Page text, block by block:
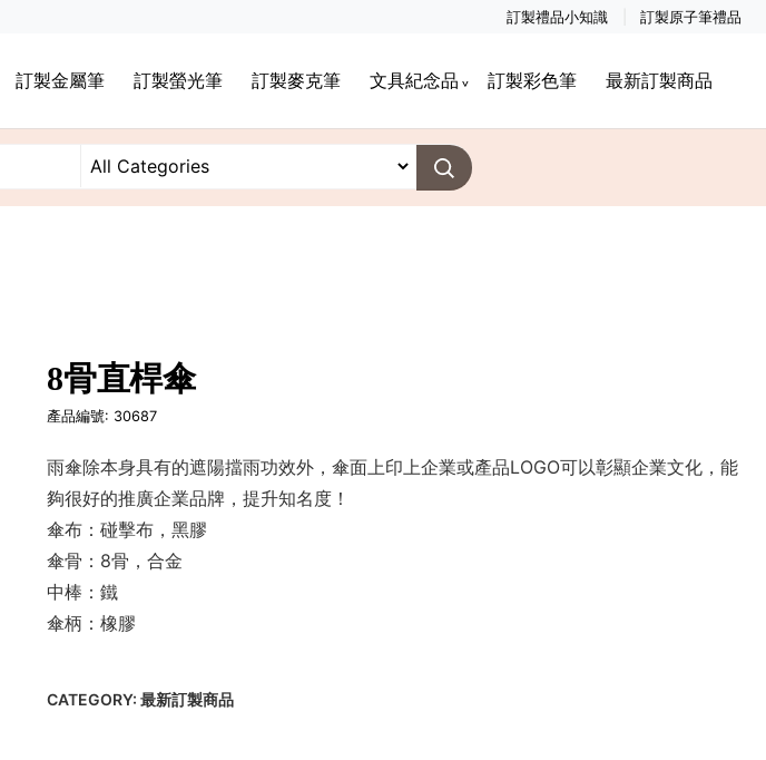
訂製禮品小知識 訂製原子筆禮品
訂製金屬筆 訂製螢光筆 訂製麥克筆 文具紀念品 訂製彩色筆 最新訂製商品
8骨直桿傘
產品編號: 30687
雨傘除本身具有的遮陽擋雨功效外，傘面上印上企業或產品LOGO可以彰顯企業文化，能
夠很好的推廣企業品牌，提升知名度！
傘布：碰擊布，黑膠
傘骨：8骨，合金
中棒：鐵
傘柄：橡膠
CATEGORY:最新訂製商品